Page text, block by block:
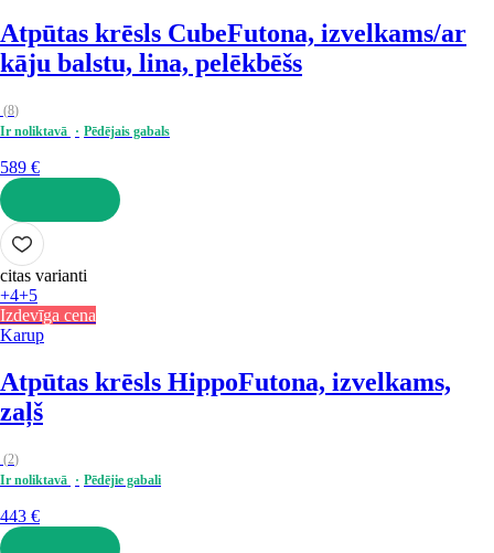
Atpūtas krēsls CubeFutona, izvelkams/ar
kāju balstu, lina, pelēkbēšs
(8)
Ir noliktavā
Pēdējais gabals
589 €
LIKT GROZĀ
citas varianti
+4+5
Izdevīga cena
Karup
Atpūtas krēsls HippoFutona, izvelkams,
zaļš
(2)
Ir noliktavā
Pēdējie gabali
443 €